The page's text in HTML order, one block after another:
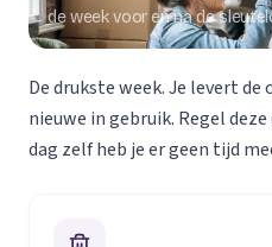
de week voor en na de
De drukste week. Je levert
nieuwe in gebruik. Regel
dag zelf heb je er geen tijd